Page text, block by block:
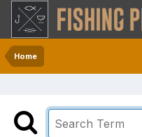
Home